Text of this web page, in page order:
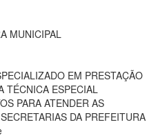
MUNICIPAL
EM PRESTAÇÃO
TÉCNICA ESPECIAL
PARA ATENDER AS
DA PREFEITURA